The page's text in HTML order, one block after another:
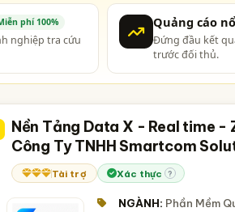
phí 100%
nghiệp tra cứu
Quảng cáo
Đứng đầu kết
trước đối thủ.
Nền Tảng Data X - Real time
Công Ty TNHH Smartcom
Tài trợ Xác thực ?
NGÀNH: Phần Mềm